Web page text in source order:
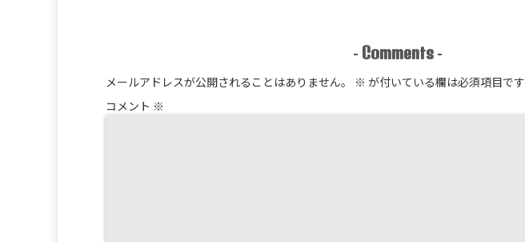
- Comments -
メールアドレスが公開されることはありません。 ※ が付いている欄は必須項目です
コメント ※